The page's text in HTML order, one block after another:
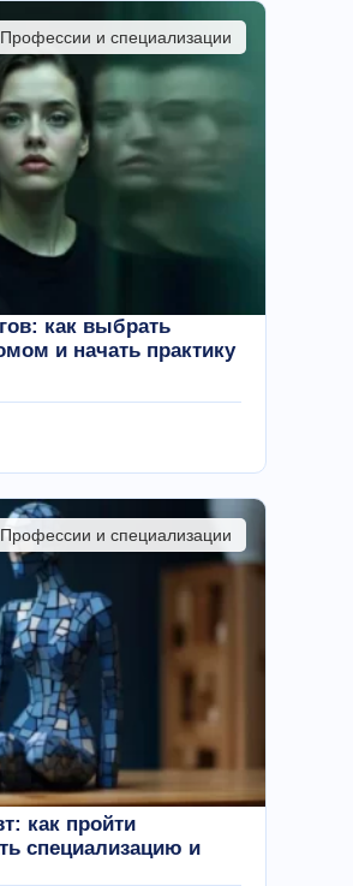
Профессии и специализации
как выбрать
и начать практику
Профессии и специализации
как пройти
специализацию и